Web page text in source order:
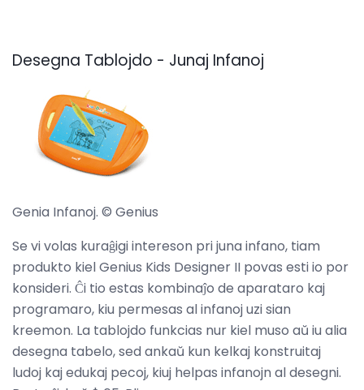
Desegna Tablojdo - Junaj Infanoj
Genia Infanoj. © Genius
Se vi volas kuraĝigi intereson pri juna infano, tiam
produkto kiel Genius Kids Designer II povas esti io por
konsideri. Ĉi tio estas kombinaĵo de aparataro kaj
programaro, kiu permesas al infanoj uzi sian
kreemon. La tablojdo funkcias nur kiel muso aŭ iu alia
desegna tabelo, sed ankaŭ kun kelkaj konstruitaj
ludoj kaj edukaj pecoj, kiuj helpas infanojn al desegni.